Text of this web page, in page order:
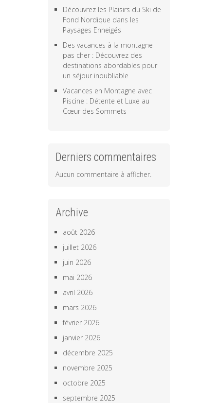
Découvrez les Plaisirs du Ski de
Fond Nordique dans les
Paysages Enneigés
Des vacances à la montagne
pas cher : Découvrez des
destinations abordables pour
un séjour inoubliable
Vacances en Montagne avec
Piscine : Détente et Luxe au
Cœur des Sommets
Derniers commentaires
Aucun commentaire à afficher.
Archive
août 2026
juillet 2026
juin 2026
mai 2026
avril 2026
mars 2026
février 2026
janvier 2026
décembre 2025
novembre 2025
octobre 2025
septembre 2025